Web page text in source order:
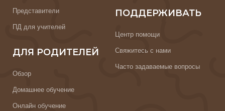
Представители
ПД для учителей
ДЛЯ РОДИТЕЛЕЙ
Обзор
Домашнее обучение
Онлайн обучение
ПОДДЕРЖИВАТЬ
Центр помощи
Свяжитесь с нами
Часто задаваемые вопросы